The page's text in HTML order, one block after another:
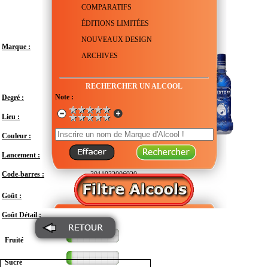
COMPARATIFS
ÉDITIONS LIMITÉES
NOUVEAUX DESIGN
ARCHIVES
RECHERCHER UN ALCOOL
Note :
Marque :
Degré :
Lieu : Géorgie
Couleur : Transparent
Lancement : 2009
Code-barres : 3011932006920
Goût : Modéré
Goût Détail :
Fruité
Sucré